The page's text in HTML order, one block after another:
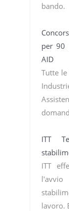
bando.
per 90
AID
Tutte
ITT
ITT
lavoro.